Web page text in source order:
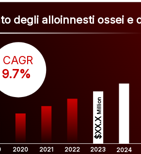
degli alloinnesti ossei e
2020 2021 2022 2023 2024
$XX.X
Million
CAGR
9.7%